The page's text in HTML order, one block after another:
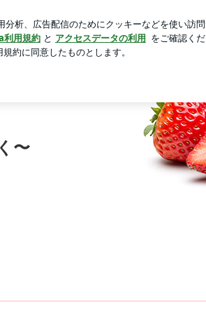
ツコツ種をまく〜
〜